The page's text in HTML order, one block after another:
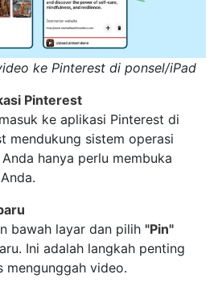
ke Pinterest di ponsel/iPad
Pinterest
ke aplikasi Pinterest di
mendukung sistem operasi
hanya perlu membuka
bawah layar dan pilih "Pin"
Ini adalah langkah penting
mengunggah video.